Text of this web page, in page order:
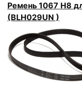
Ремень 1067 H8
(BLH029UN )